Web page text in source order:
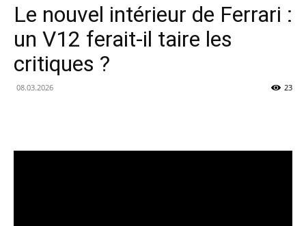
Le nouvel intérieur de Ferrari :
un V12 ferait-il taire les
critiques ?
08.03.2026 23